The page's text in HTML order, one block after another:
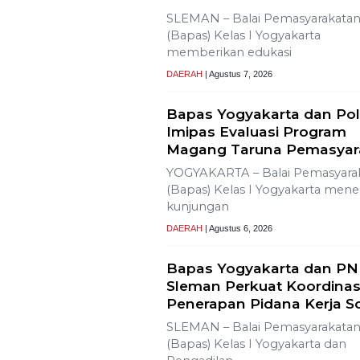
Lestarikan Tradisi
Warga Dayakan
Sardonoharjo Gelar Merti
Dusun
Bapas Yogyakarta Edukasi
SMKN 1 Seyegan untuk
Kesadaran Hukum
SLEMAN – Balai Pemasyarakatan
(Bapas) Kelas I Yogyakarta